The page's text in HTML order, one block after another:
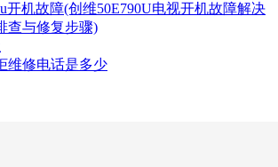
开机故障(创维50E790U电视开机故障解决
查与修复步骤)
维修电话是多少